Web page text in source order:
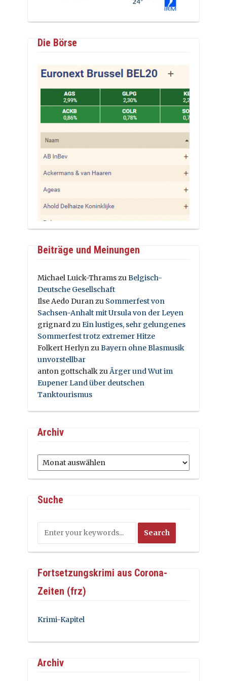
Die Börse
Beiträge und Meinungen
Michael Luick-ThramszuBelgisch-
Deutsche Gesellschaft
Ilse Aedo Duranzu Sommerfest von
Sachsen-Anhalt mit Ursula von der Leyen
grignardzuEin lustiges, sehr gelungenes
Sommerfest trotz extremer Hitze
Folkert HerlynzuBayern ohne Blasmusik
unvorstellbar
anton gottschalkzuÄrger und Wut im
Eupener Land über deutschen
Tanktourismus
Archiv
Archiv
Suche
Fortsetzungskrimi aus Corona-
Zeiten (frz)
Krimi-Kapitel
Archiv